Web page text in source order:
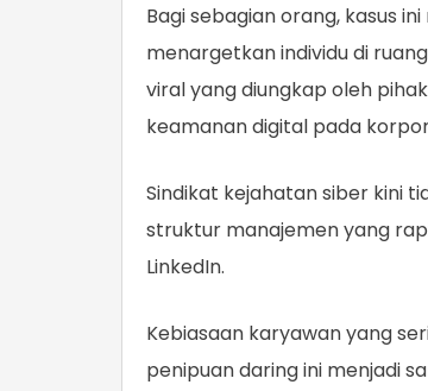
Bagi sebagian orang, kasus
menargetkan individu di
viral yang diungkap oleh
keamanan digital pada
Sindikat kejahatan siber kini
struktur manajemen yang
LinkedIn.
Kebiasaan karyawan yang
penipuan daring ini menjadi